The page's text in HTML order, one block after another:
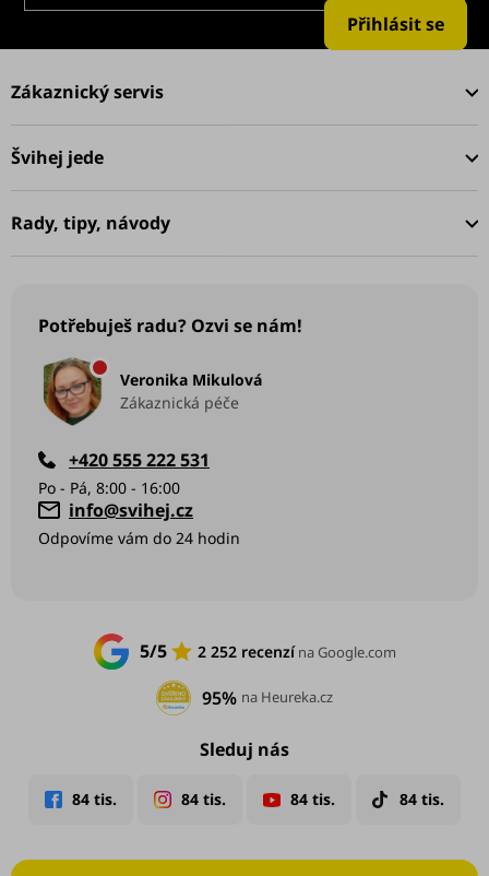
Přihlásit se
á
p
a
Zákaznický servis
Švihej jede
Rady, tipy, návody
Potřebuješ radu? Ozvi se nám!
Veronika Mikulová
Zákaznická péče
info@svihej.cz
+420 555 222 531
Sleduj nás
5/5 2 252 recenzína Google.com
95% na Heureka.cz